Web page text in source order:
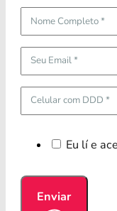
Eu lí e
Enviar